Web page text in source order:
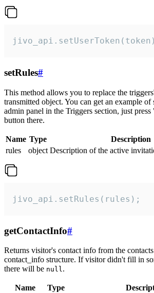
setRules#
This method allows you to replace the
transmitted object. You can get an example
admin panel in the Triggers section, just
button there.
Name Type
Description
rules
object Description of the active
jivo_api.setRules(rules);
getContactInfo#
Returns visitor's contact info from the
contact_info structure. If visitor didn't fill in
there will be null.
Name Type